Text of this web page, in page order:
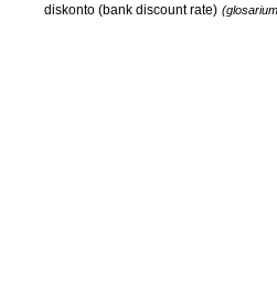
diskonto (bank discount rate)